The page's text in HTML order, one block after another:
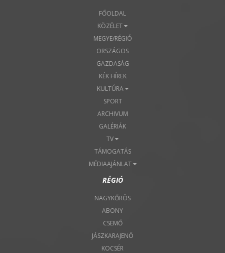
FŐOLDAL
KÖZÉLET
MEGYE/RÉGIÓ
ORSZÁGOS
GAZDASÁG
KÉK HÍREK
KULTÚRA
SPORT
ARCHIVUM
GALÉRIÁK
TV
TÁMOGATÁS
MÉDIAAJÁNLAT
RÉGIÓ
NAGYKŐRÖS
ABONY
CSEMŐ
JÁSZKARAJENŐ
KOCSÉR